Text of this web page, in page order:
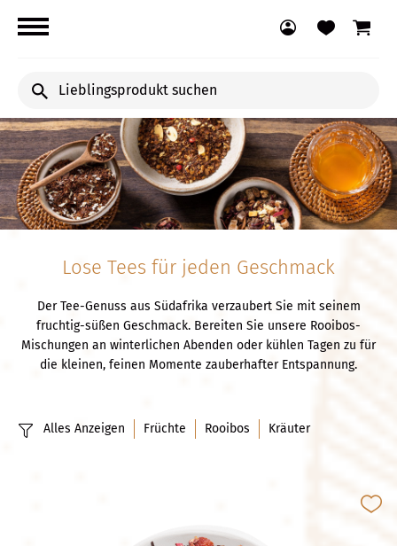
Lieblingsprodukt
suchen
Lose Tees für jeden Geschmack
Der Tee-Genuss aus Südafrika verzaubert Sie mit seinem
fruchtig-süßen Geschmack. Bereiten Sie unsere Rooibos-
Mischungen an winterlichen Abenden oder kühlen Tagen zu für
die kleinen, feinen Momente zauberhafter Entspannung.
Alles Anzeigen Früchte Rooibos Kräuter